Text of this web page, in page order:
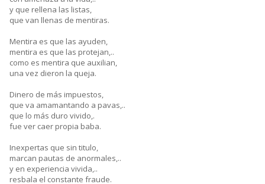
y que rellena las listas,
que van llenas de mentiras.
Mentira es que las ayuden,
mentira es que las protejan,..
como es mentira que auxilian,
una vez dieron la queja.
Dinero de más impuestos,
que va amamantando a pavas,..
que lo más duro vivido,.
fue ver caer propia baba.
Inexpertas que sin titulo,
marcan pautas de anormales,..
y en experiencia vivida,..
resbala el constante fraude.